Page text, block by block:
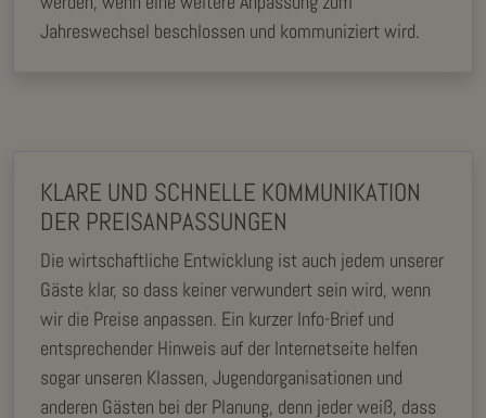
Jahreswechsel beschlossen und kommuniziert wird.
KLARE UND SCHNELLE KOMMUNIKATION
DER PREISANPASSUNGEN
Die wirtschaftliche Entwicklung ist auch jedem unserer
Gäste klar, so dass keiner verwundert sein wird, wenn
wir die Preise anpassen. Ein kurzer Info-Brief und
entsprechender Hinweis auf der Internetseite helfen
sogar unseren Klassen, Jugendorganisationen und
anderen Gästen bei der Planung, denn jeder weiß, dass